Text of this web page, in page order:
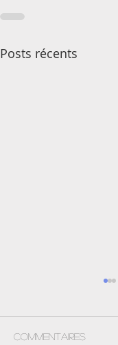
Posts récents
Commentaires